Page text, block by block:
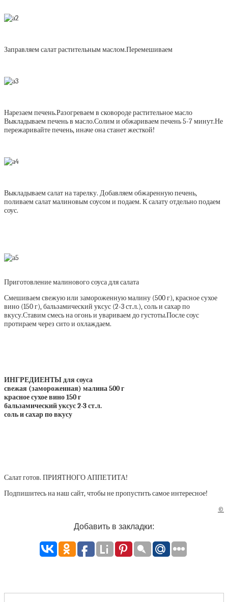
Заправляем салат растительным маслом.Перемешиваем
Нарезаем печень.Разогреваем в сковороде растительное масло
Выкладываем печень в масло.Солим и обжариваем печень 5-7 минут.Не
пережаривайте печень, иначе она станет жесткой!
Выкладываем салат на тарелку. Добавляем обжаренную печень,
поливаем салат малиновым соусом и подаем. К салату отдельно подаем
соус.
Приготовление малинового соуса для салата
Смешиваем свежую или замороженную малину (500 г), красное сухое
вино (150 г), бальзамический уксус (2-3 ст.л.), соль и сахар по
вкусу.Ставим смесь на огонь и увариваем до густоты.После соус
протираем через сито и охлаждаем.
ИНГРЕДИЕНТЫ для соуса
свежая (замороженная) малина 500 г
красное сухое вино 150 г
бальзамический уксус 2-3 ст.л.
соль и сахар по вкусу
Салат готов. ПРИЯТНОГО АППЕТИТА!
Подпишитесь на наш сайт, чтобы не пропустить самое интересное!
©
Добавить в закладки: